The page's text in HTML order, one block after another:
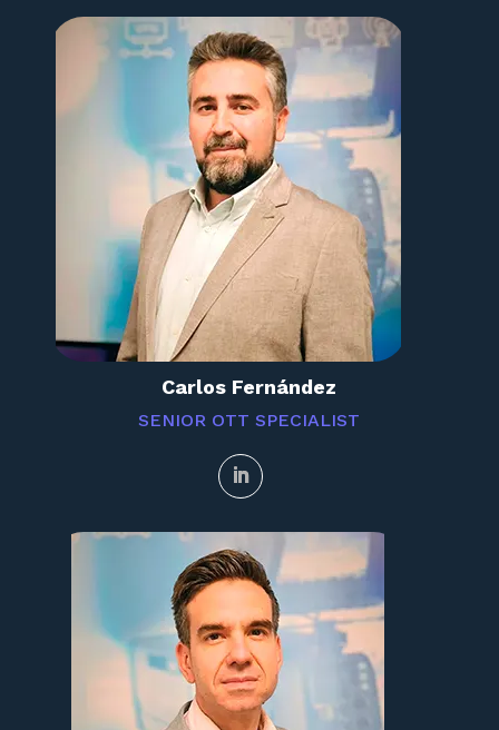
Carlos Fernández
SENIOR OTT SPECIALIST